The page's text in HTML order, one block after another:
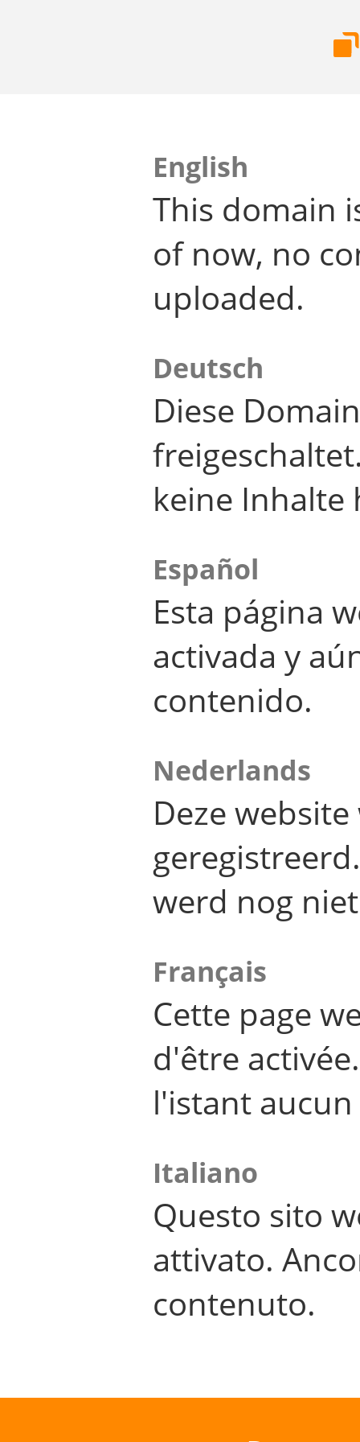
English
This domain
of now, no
uploaded.
Deutsch
Diese
keine Inhalte
Español
Esta página
activada y
contenido.
Nederlands
Deze
werd nog
Français
Cette page
d'être
l'istant
Italiano
Questo sito
attivato.
contenuto.